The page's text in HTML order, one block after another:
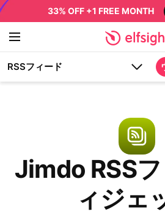
33% OFF +1 FREE MONTH
RSSフィード
Jimdo RSS
ィジェ